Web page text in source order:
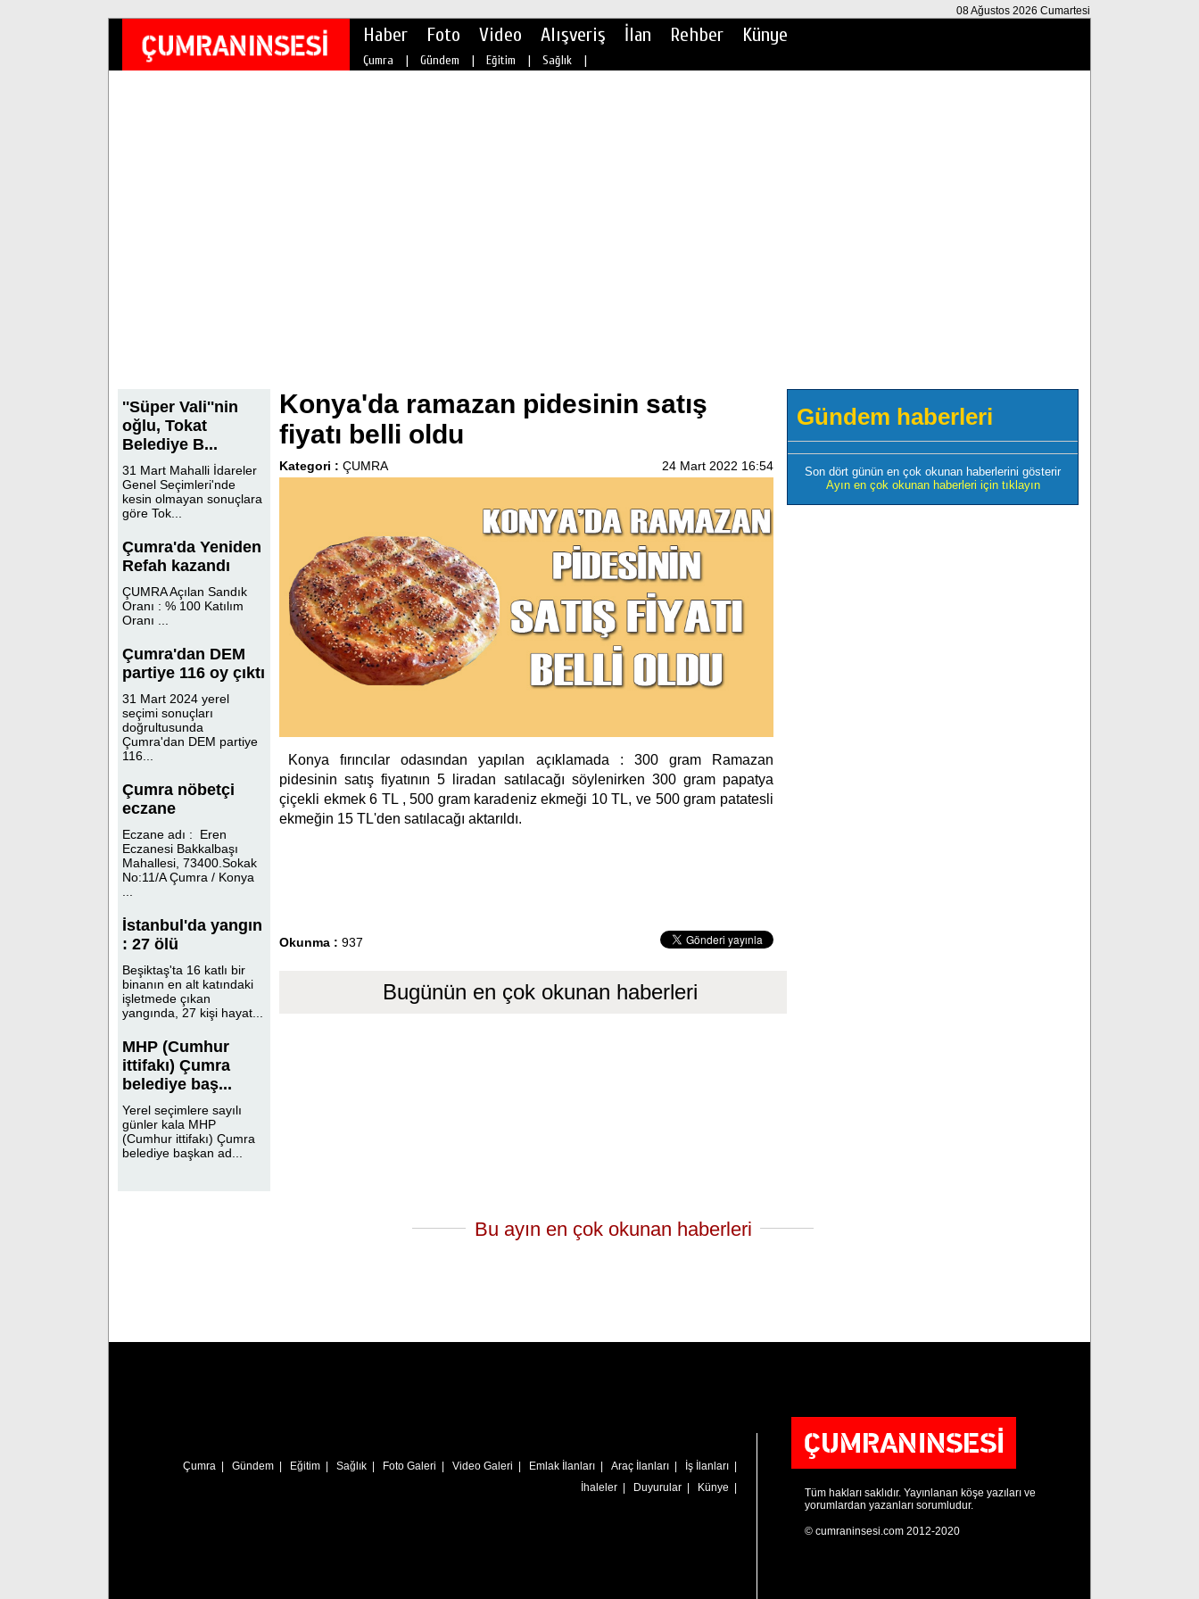
08 Ağustos 2026 Cumartesi
Haber Foto Video Alışveriş İlan Rehber Künye
Çumra | Gündem | Eğitim | Sağlık |
''Süper Vali''nin
oğlu, Tokat
Belediye B...
31 Mart Mahalli İdareler
Genel Seçimleri'nde
kesin olmayan sonuçlara
göre Tok...
Çumra'da Yeniden
Refah kazandı
ÇUMRA Açılan Sandık
Oranı : % 100 Katılım
Oranı ...
Çumra'dan DEM
partiye 116 oy çıktı
31 Mart 2024 yerel
seçimi sonuçları
doğrultusunda
Çumra'dan DEM partiye
116...
Çumra nöbetçi
eczane
Eczane adı : Eren
Eczanesi Bakkalbaşı
Mahallesi, 73400.Sokak
No:11/A Çumra / Konya
İstanbul'da yangın
: 27 ölü
Beşiktaş'ta 16 katlı bir
binanın en alt katındaki
işletmede çıkan
yangında, 27 kişi hayat...
MHP (Cumhur
ittifakı) Çumra
belediye baş...
Yerel seçimlere sayılı
günler kala MHP
(Cumhur ittifakı) Çumra
belediye başkan ad...
Konya'da ramazan pidesinin satış
fiyatı belli oldu
Kategori : ÇUMRA 24 Mart 2022 16:54
Konya fırıncılar odasından yapılan açıklamada : 300 gram Ramazan
pidesinin satış fiyatının 5 liradan satılacağı söylenirken 300 gram papatya
çiçekli ekmek 6 TL , 500 gram karadeniz ekmeği 10 TL, ve 500 gram patatesli
ekmeğin 15 TL'den satılacağı aktarıldı.
Okunma : 937
Bugünün en çok okunan haberleri
Gündem haberleri
Son dört günün en çok okunan haberlerini gösterir
Ayın en çok okunan haberleri için tıklayın
Bu ayın en çok okunan haberleri
Çumra Gündem Eğitim Sağlık Foto Galeri Video Galeri Emlak İlanları Araç İlanları İş İlanları
İhaleler
Duyurular Künye
Tüm hakları saklıdır. Yayınlanan köşe yazıları ve
yorumlardan yazanları sorumludur.
© cumraninsesi.com 2012-2020